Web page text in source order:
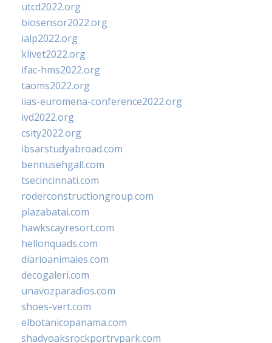
utcd2022.org
biosensor2022.org
ialp2022.org
klivet2022.org
ifac-hms2022.org
taoms2022.org
iias-euromena-conference2022.org
ivd2022.org
csity2022.org
ibsarstudyabroad.com
bennusehgall.com
tsecincinnati.com
roderconstructiongroup.com
plazabatai.com
hawkscayresort.com
hellonquads.com
diarioanimales.com
decogaleri.com
unavozparadios.com
shoes-vert.com
elbotanicopanama.com
shadyoaksrockportrvpark.com